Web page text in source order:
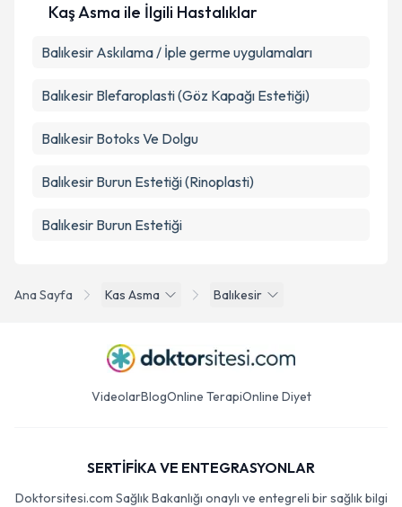
Ana Sayfa Kas Asma Balıkesir
Kaş Asma ile İlgili Hastalıklar
Balıkesir Askılama / İple germe uygulamaları
Balıkesir Blefaroplasti (Göz Kapağı Estetiği)
Balıkesir Botoks Ve Dolgu
Balıkesir Burun Estetiği (Rinoplasti)
Balıkesir Burun Estetiği
VideolarBlogOnline TerapiOnline Diyet
SERTİFİKA VE ENTEGRASYONLAR
Doktorsitesi.com Sağlık Bakanlığı onaylı ve entegreli bir sağlık bilgi